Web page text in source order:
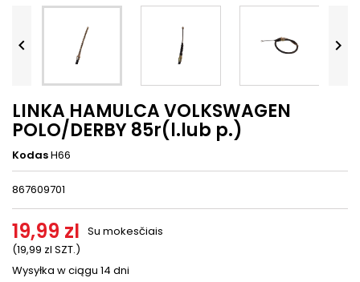
 
 
LINKA HAMULCA VOLKSWAGEN
POLO/DERBY 85r(l.lub p.)
KodasH66
867609701
19,99 zl
(19,99 zl SZT.)
Su mokesčiais
Wysyłka w ciągu 14 dni